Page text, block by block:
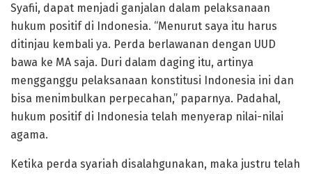
Syafii, dapat menjadi ganjalan dalam pelaksanaan
hukum positif di Indonesia. “Menurut saya itu harus
ditinjau kembali ya. Perda berlawanan dengan UUD
bawa ke MA saja. Duri dalam daging itu, artinya
mengganggu pelaksanaan konstitusi Indonesia ini dan
bisa menimbulkan perpecahan,” paparnya. Padahal,
hukum positif di Indonesia telah menyerap nilai-nilai
agama.
Ketika perda syariah disalahgunakan, maka justru telah